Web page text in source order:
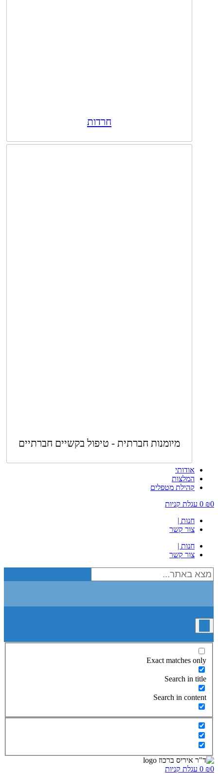
חרדות
מיומנות חברתית - טיפול בקשיים חברתיים
אודותי
המלצות
קהילת מטפלים
₪0
0 עגלת קניות
חנות |
צור קשר
חנות |
צור קשר
Exact matches only
Search in title
Search in content
₪0
0 עגלת קניות